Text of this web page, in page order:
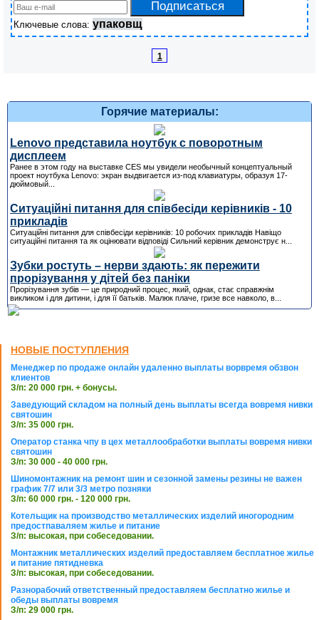
Ключевые слова: упаковщ
1
Горячие материалы:
Lenovo представила ноутбук с поворотным
дисплеем
Ранее в этом году на выставке CES мы увидели необычный концептуальный
проект ноутбука Lenovo: экран выдвигается из-под клавиатуры, образуя 17-
дюймовый...
Ситуаційні питання для співбесіди керівників - 10
прикладів
Ситуаційні питання для співбесіди керівників: 10 робочих прикладів Навіщо
ситуаційні питання та як оцінювати відповіді Сильний керівник демонструє н...
Зубки ростуть – нерви здають: як пережити
прорізування у дітей без паніки
Прорізування зубів — це природний процес, який, однак, стає справжнім
викликом і для дитини, і для її батьків. Малюк плаче, гризе все навколо, в...
НОВЫЕ ПОСТУПЛЕНИЯ
Менеджер по продаже онлайн удаленно выплаты ворвремя обзвон
клиентов
З/п: 20 000 грн. + бонусы.
Заведующий складом на полный день выплаты всегда вовремя нивки
святошин
З/п: 35 000 грн.
Оператор станка чпу в цех металлообработки выплаты вовремя нивки
святошин
З/п: 30 000 - 40 000 грн.
Шиномонтажник на ремонт шин и сезонной замены резины не важен
график 7/7 или 3/3 метро позняки
З/п: 60 000 грн. - 120 000 грн.
Котельщик на производство металлических изделий иногородним
предостпаваляем жилье и питание
З/п: высокая, при собеседовании.
Монтажник металлических изделий предоставляем бесплатное жилье
и питание пятидневка
З/п: высокая, при собеседовании.
Разнорабочий ответственный предоставляем бесплатно жилье и
обеды выплаты вовремя
З/п: 29 000 грн.